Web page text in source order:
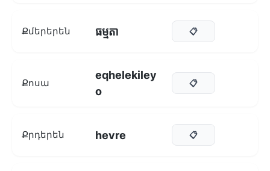
Քմերերեն ធម្មតា 📋
Քոսա
eqhelekiley
o
📋
Քրդերեն hevre 📋